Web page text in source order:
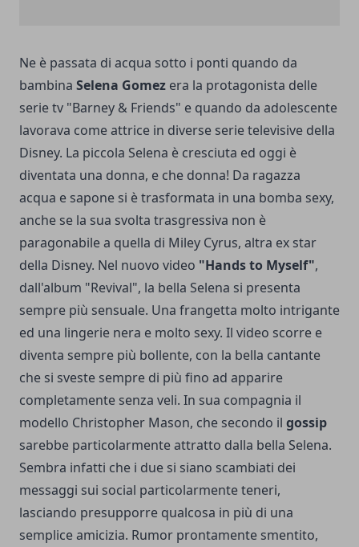
Ne è passata di acqua sotto i ponti quando da
bambina Selena Gomez era la protagonista delle
serie tv "Barney & Friends" e quando da adolescente
lavorava come attrice in diverse serie televisive della
Disney. La piccola Selena è cresciuta ed oggi è
diventata una donna, e che donna! Da ragazza
acqua e sapone si è trasformata in una bomba sexy,
anche se la sua svolta trasgressiva non è
paragonabile a quella di Miley Cyrus, altra ex star
della Disney. Nel nuovo video "Hands to Myself",
dall'album "Revival", la bella Selena si presenta
sempre più sensuale. Una frangetta molto intrigante
ed una lingerie nera e molto sexy. Il video scorre e
diventa sempre più bollente, con la bella cantante
che si sveste sempre di più fino ad apparire
completamente senza veli. In sua compagnia il
modello Christopher Mason, che secondo il gossip
sarebbe particolarmente attratto dalla bella Selena.
Sembra infatti che i due si siano scambiati dei
messaggi sui social particolarmente teneri,
lasciando presupporre qualcosa in più di una
semplice amicizia. Rumor prontamente smentito,